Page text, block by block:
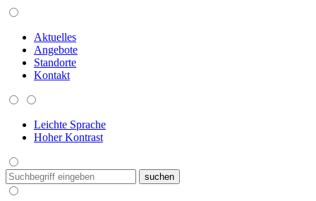
Aktuelles
Angebote
Standorte
Kontakt
Leichte Sprache
Hoher Kontrast